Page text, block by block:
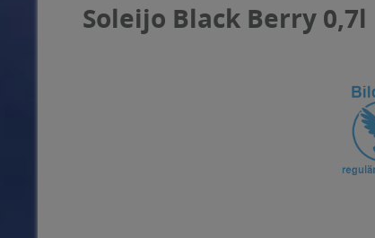
Soleijo Black Berry 0,7l